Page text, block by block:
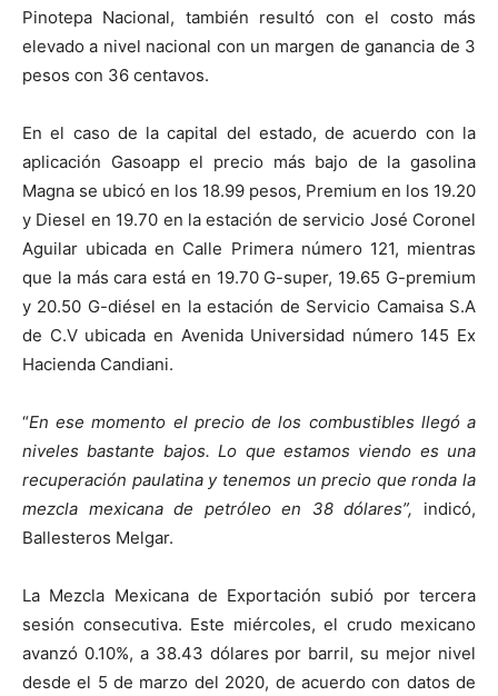
Pinotepa Nacional, también resultó con el costo más
elevado a nivel nacional con un margen de ganancia de 3
pesos con 36 centavos.
En el caso de la capital del estado, de acuerdo con la
aplicación Gasoapp el precio más bajo de la gasolina
Magna se ubicó en los 18.99 pesos, Premium en los 19.20
y Diesel en 19.70 en la estación de servicio José Coronel
Aguilar ubicada en Calle Primera número 121, mientras
que la más cara está en 19.70 G-super, 19.65 G-premium
y 20.50 G-diésel en la estación de Servicio Camaisa S.A
de C.V ubicada en Avenida Universidad número 145 Ex
Hacienda Candiani.
“En ese momento el precio de los combustibles llegó a
niveles bastante bajos. Lo que estamos viendo es una
recuperación paulatina y tenemos un precio que ronda la
mezcla mexicana de petróleo en 38 dólares”, indicó,
Ballesteros Melgar.
La Mezcla Mexicana de Exportación subió por tercera
sesión consecutiva. Este miércoles, el crudo mexicano
avanzó 0.10%, a 38.43 dólares por barril, su mejor nivel
desde el 5 de marzo del 2020, de acuerdo con datos de